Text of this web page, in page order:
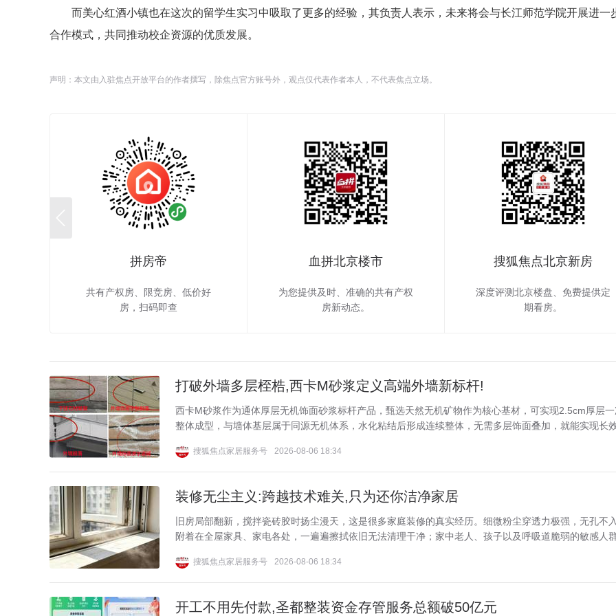
而美心红酒小镇也在这次的留学生实习中吸取了更多的经验，其负责人表示，未来将会与长江师范学院开展进一
合作模式，共同推动校企资源的优质发展。
声明：本文由入驻焦点开放平台的作者撰写，除焦点官方账号外，观点仅代表作者本人，不代表焦点立场。
拼房帝
共有产权房、限竞房、低价好
房，扫码即查
血拼北京楼市
为您提供及时、准确的共有产权
房新动态。
搜狐焦点北京新房
深度评测北京楼盘、免费提供定
期看房。
打破外墙多层桎梏,西卡M砂浆定义高端外墙新标杆!
西卡M砂浆作为通体厚层无机饰面砂浆标杆产品，甄选天然无机矿物作为核心基材，可实现2.5cm厚层一
整体成型，与墙体基层属于同源无机体系，水化粘结后形成连续整体，无需多层饰面叠加，就能实现长效
搜狐焦点家居服务号 2026-08-06 18:34
装修无尘主义:跨越技术难关,只为还你洁净家居
旧房局部翻新，搅拌瓷砖胶时扬尘漫天，这是很多家庭装修的真实经历。细微粉尘穿透力极强，无孔不
附着在全屋家具、家电各处，一遍遍擦拭依旧无法清理干净；家中老人、孩子以及呼吸道脆弱的敏感人群
搜狐焦点家居服务号 2026-08-06 18:34
开工不用先付款,圣都整装资金存管服务总额破50亿元